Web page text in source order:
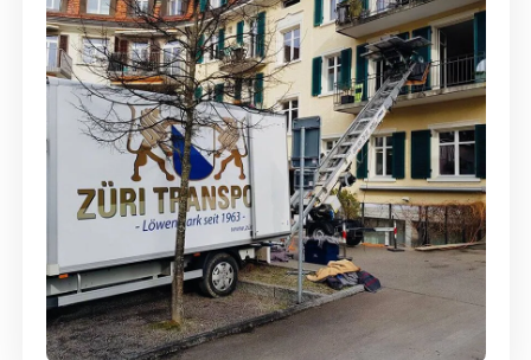
Entsorgung & Räumung